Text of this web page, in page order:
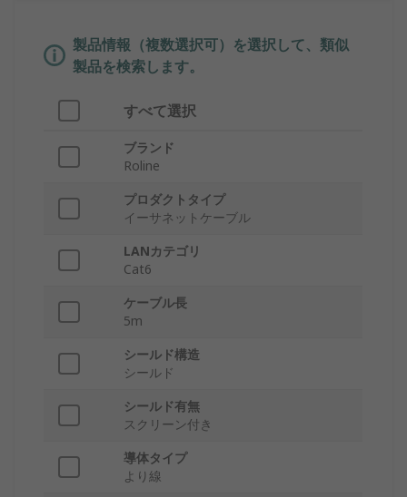
製品情報（複数選択可）を選択して、類似
製品を検索します。
すべて選択
ブランド
Roline
プロダクトタイプ
イーサネットケーブル
LANカテゴリ
Cat6
ケーブル長
5m
シールド構造
シールド
シールド有無
スクリーン付き
導体タイプ
より線